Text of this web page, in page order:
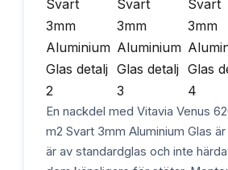
En nackdel med Vitavia Venus
m2 Svart 3mm Aluminium Glas
är av standardglas och inte